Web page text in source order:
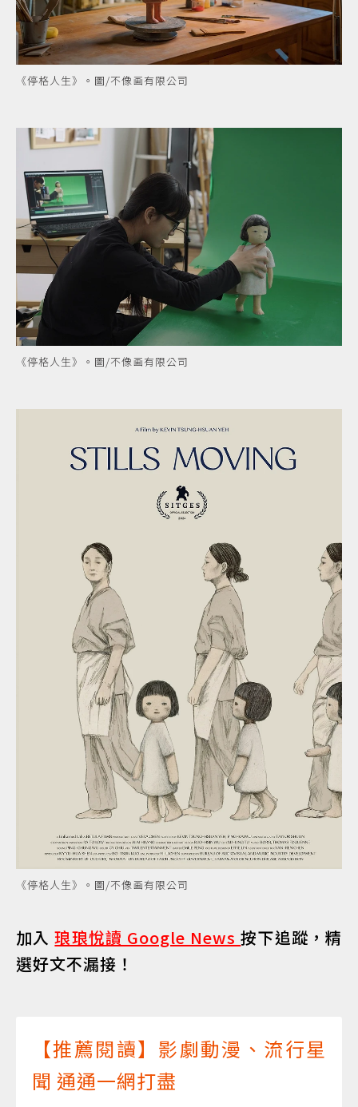
《停格人生》。圖/不像画有限公司
《停格人生》。圖/不像画有限公司
《停格人生》。圖/不像画有限公司
加入琅琅悅讀 Google News按下追蹤，精
選好文不漏接！
【推薦閱讀】影劇動漫、流行星
聞 通通一網打盡